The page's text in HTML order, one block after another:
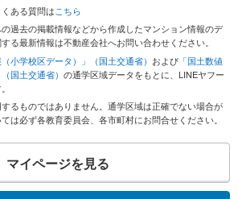
ある質問はこちら
過去の掲載情報などから作成したマンション情報のデ
る最新情報は不動産会社へお問い合わせください。
（小学校区データ）」（国土交通省） および 「国土数値
国土交通省） の通学区域データをもとに、LINEヤフー
るものではありません。通学区域は正確でない場合が
は必ず各教育委員会、各市町村にお問合せください。
マイページを見る